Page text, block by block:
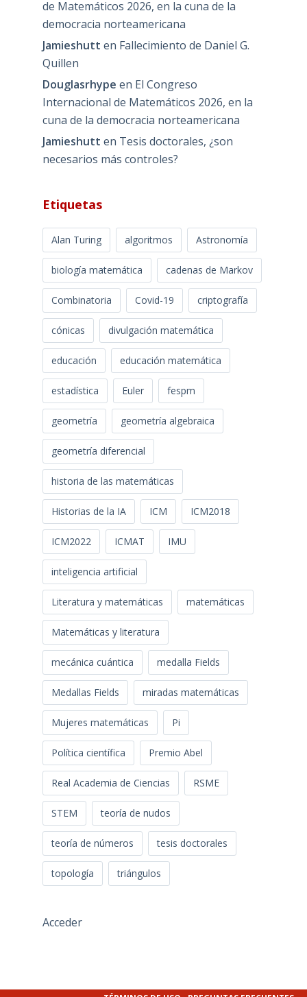
de Matemáticos 2026, en la cuna de la
democracia norteamericana
Jamieshutt en Fallecimiento de Daniel G.
Quillen
Douglasrhype en El Congreso
Internacional de Matemáticos 2026, en la
cuna de la democracia norteamericana
Jamieshutt en Tesis doctorales, ¿son
necesarios más controles?
Etiquetas
Alan Turing algoritmos Astronomía
biología matemática cadenas de Markov
Combinatoria Covid-19 criptografía
cónicas divulgación matemática
educación educación matemática
estadística Euler fespm
geometría geometría algebraica
geometría diferencial
historia de las matemáticas
Historias de la IA ICM ICM2018
ICM2022 ICMAT IMU
inteligencia artificial
Literatura y matemáticas matemáticas
Matemáticas y literatura
mecánica cuántica medalla Fields
Medallas Fields miradas matemáticas
Mujeres matemáticas Pi
Política científica Premio Abel
Real Academia de Ciencias RSME
STEM teoría de nudos
teoría de números tesis doctorales
topología triángulos
Acceder